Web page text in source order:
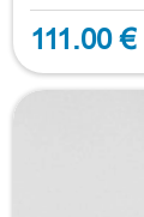
111.00 €